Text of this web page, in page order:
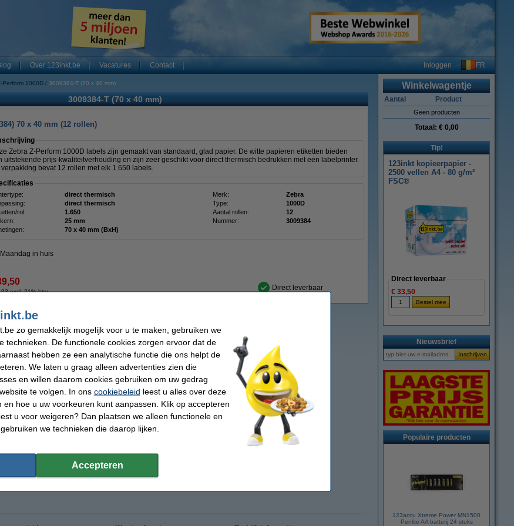
Over 123inkt.be Vacatures Contact Inloggen FR
Perform 1000D 3009384-T (70 x 40 mm)
3009384-T (70 x 40 mm)
70 x 40 mm (12 rollen)
Zebra Z-Perform 1000D labels zijn gemaakt van standaard, glad papier. De witte papieren etiketten bieden
uitstekende prijs-kwaliteitverhouding en zijn zeer geschikt voor direct thermisch bedrukken met een labelprinter.
verpakking bevat 12 rollen met elk 1.650 labels.
direct thermisch Merk:
Zebra
direct thermisch Type:
1000D
rol:
1.650 Aantal rollen:
12
25 mm Nummer:
3009384
70 x 40 mm (BxH)
Maandag in huis
excl. 21% btw Direct leverbaar
Winkelwagentje
Aantal Product
Geen producten
Totaal: € 0,00
Tip!
123inkt kopieerpapier -
2500 vellen A4 - 80 g/m²
FSC®
Direct leverbaar
€ 33,50
Nieuwsbrief
Populaire producten
123accu Xtreme Power MN1500
Penlite AA batterij 24 stuks
zo gemakkelijk mogelijk voor u te maken, gebruiken we
technieken. De functionele cookies zorgen ervoor dat de
hebben ze een analytische functie die ons helpt de
We laten u graag alleen advertenties zien die
en willen daarom cookies gebruiken om uw gedrag
te volgen. In ons cookiebeleid leest u alles over deze
en hoe u uw voorkeuren kunt aanpassen. Klik op accepteren
u voor weigeren? Dan plaatsen we alleen functionele en
we technieken die daarop lijken.
Accepteren